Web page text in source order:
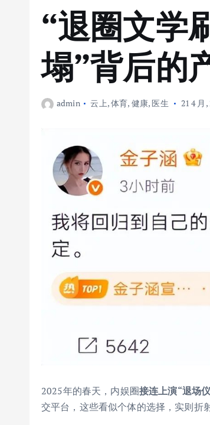
“退圈文学
塌”背后的
admin 云上,体育, 健康, 医生 21 4 月,
2025年的春天，内娱圈接连上演“退场
交平台，这些看似个体的选择，实则折